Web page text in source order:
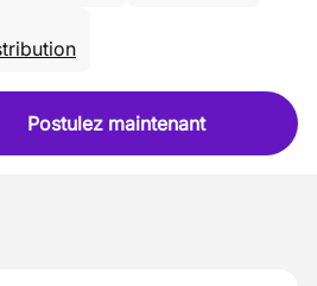
Postulez maintenant